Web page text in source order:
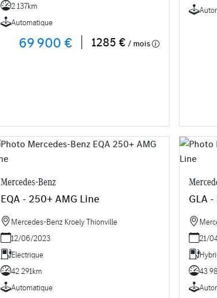
2 137km
Automatique
69 900 € 1285 € / mois
Mercedes-Benz
EQA - 250+ AMG Line
Mercedes-Benz Kroely Thionville
12/06/2023
Electrique
42 291km
Automatique
GLA
21/
43